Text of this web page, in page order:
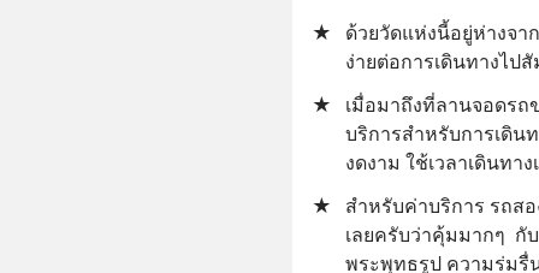
★
ด้วยวัดแห่งนี้อยู่ห่างจา
ง่ายต่อการเดินทางไป
★
เมื่อมาถึงที่ลานจอดรถ
บริการสำหรับการเดิน
งดงาม ใช้เวลาเดินทา
★
สำหรับค่าบริการ รถส
เลยครับว่าคุ้มมากๆ
พระพุทธรูป ความร่มรื่